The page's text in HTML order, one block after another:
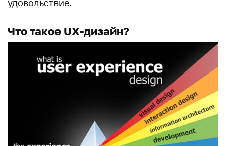
удовольствие.
Что такое UX-дизайн?